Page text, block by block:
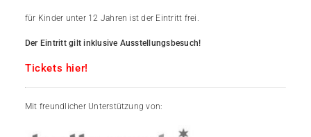
für Kinder unter 12 Jahren ist der Eintritt frei.
Der Eintritt gilt inklusive Ausstellungsbesuch!
Tickets hier!
Mit freundlicher Unterstützung von: